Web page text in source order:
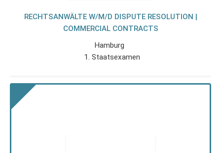
RECHTSANWÄLTE W/M/D DISPUTE RESOLUTION |
COMMERCIAL CONTRACTS
Hamburg
1. Staatsexamen